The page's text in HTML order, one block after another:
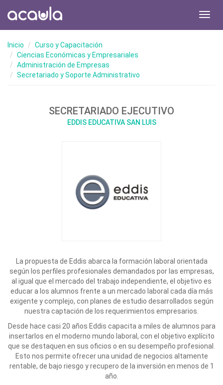
Inicio
Curso y Capacitación
Ciencias Económicas y Empresariales
Administración de Empresas
Secretariado y Soporte Administrativo
SECRETARIADO EJECUTIVO
EDDIS EDUCATIVA SAN LUIS
La propuesta de Eddis abarca la formación laboral orientada
según los perfiles profesionales demandados por las empresas,
al igual que el mercado del trabajo independiente, el objetivo es
educar a los alumnos frente a un mercado laboral cada día más
exigente y complejo, con planes de estudio desarrollados según
nuestra captación de los requerimientos empresarios.
Desde hace casi 20 años Eddis capacita a miles de alumnos para
insertarlos en el moderno mundo laboral, con el objetivo explícito
que se destaquen en sus oficios o en su desempeño profesional.
Esto nos permite ofrecer una unidad de negocios altamente
rentable, de bajo riesgo y recupero de la inversión en menos de 1
año.